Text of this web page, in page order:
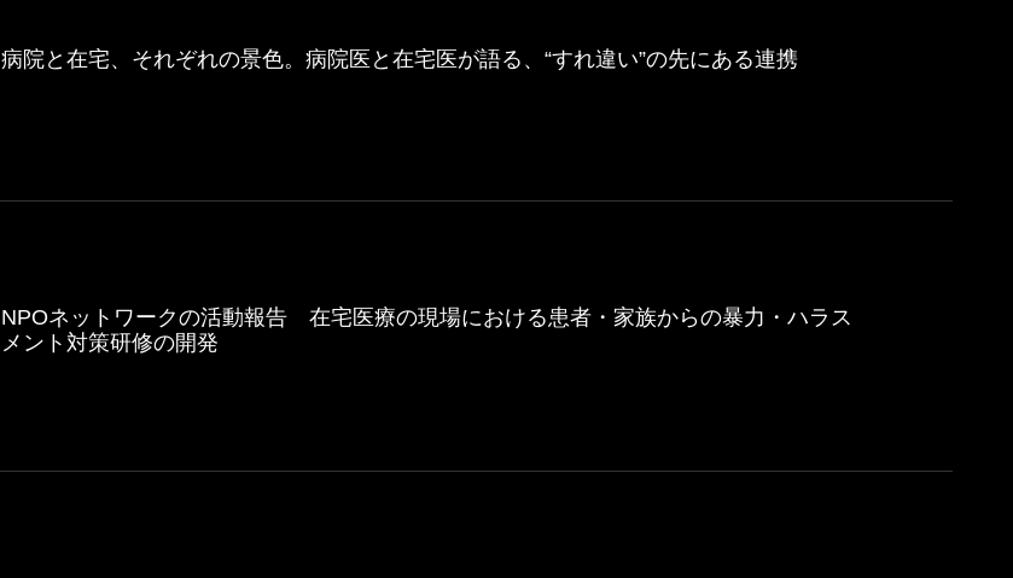
病院と在宅、それぞれの景色。病院医と在宅医が語る、“すれ違い”の先にある連携
NPOネットワークの活動報告 在宅医療の現場における患者・家族からの暴力・ハラス
メント対策研修の開発